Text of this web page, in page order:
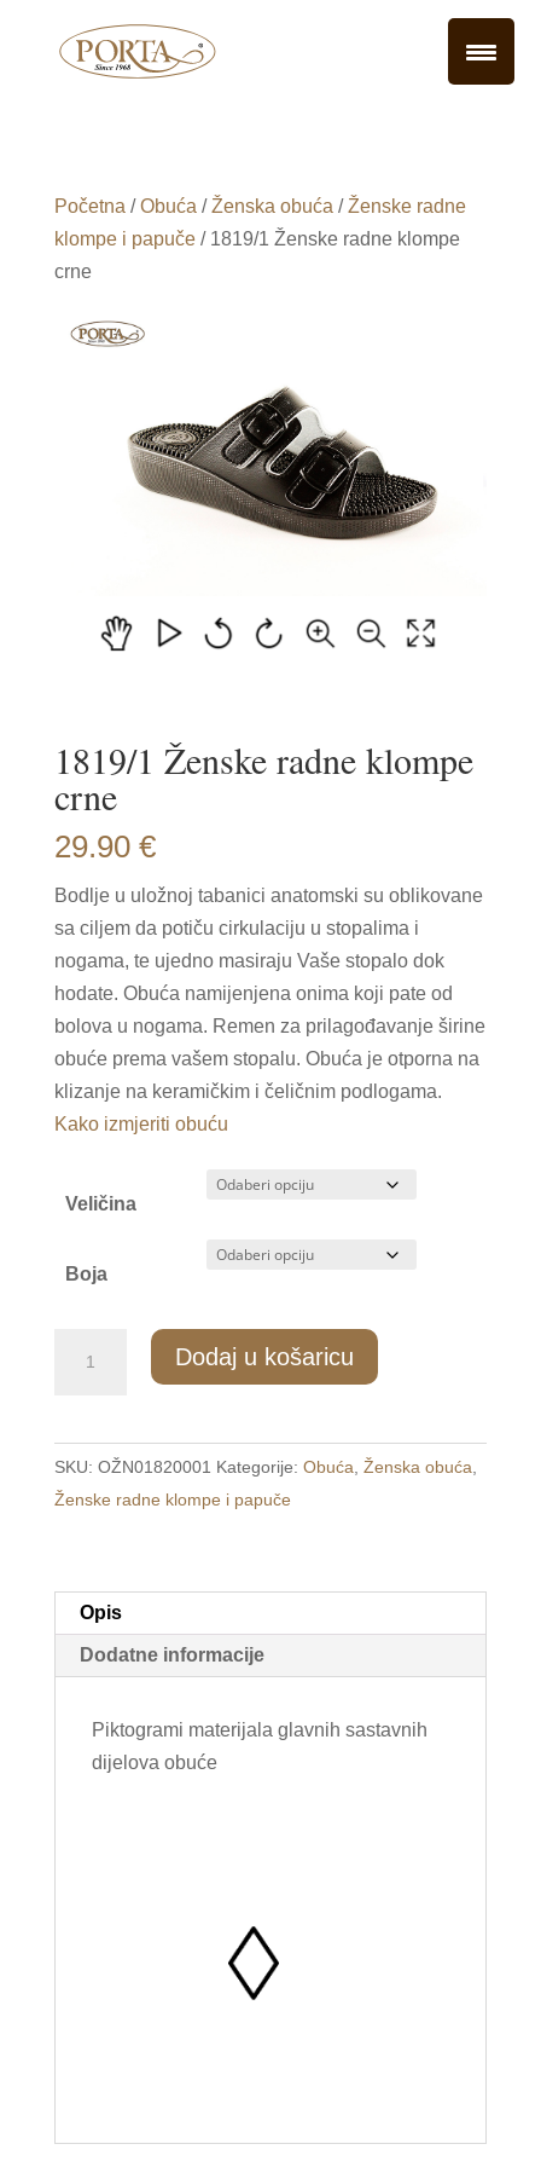
Početna /Obuća /Ženska obuća /Ženske radne
klompe i papuče/ 1819/1 Ženske radne klompe
crne
1819/1 Ženske radne klompe
crne
29.90 €
Bodlje u uložnoj tabanici anatomski su oblikovane
sa ciljem da potiču cirkulaciju u stopalima i
nogama, te ujedno masiraju Vaše stopalo dok
hodate. Obuća namijenjena onima koji pate od
bolova u nogama. Remen za prilagođavanje širine
obuće prema vašem stopalu. Obuća je otporna na
klizanje na keramičkim i čeličnim podlogama.
Kako izmjeriti obuću
Veličina
Boja
klompe
crne
količina
Dodaj u košaricu
SKU: OŽN01820001 Kategorije: Obuća Ženska obuća
Ženske radne klompe i papuče
Opis
Dodatne informacije
Piktogrami materijala glavnih sastavnih
dijelova obuće